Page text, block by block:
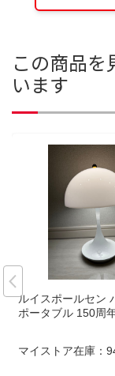
この商品
います
ルイスポールセン
ポータブル 150周
マイストア在庫：